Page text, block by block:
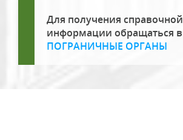
Для получения справочной
информации обращаться в
ПОГРАНИЧНЫЕ ОРГАНЫ